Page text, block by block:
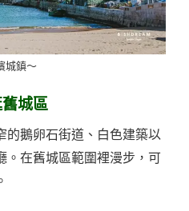
城鎮～
城區
的鵝卵石街道、白色建築以
。在舊城區範圍裡漫步，可